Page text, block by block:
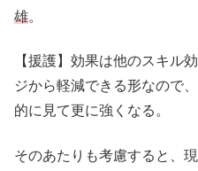
雄。
【援護】効果は他のスキル
ジから軽減できる形なので
的に見て更に強くなる。
そのあたりも考慮すると、